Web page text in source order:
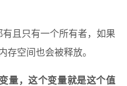
且只有一个所有者，如果
存空间也会被释放。
量，这个变量就是这个值